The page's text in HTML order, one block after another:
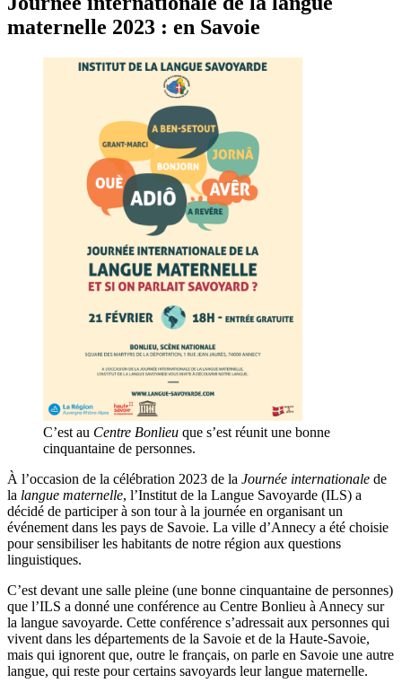
maternelle 2023 : en Savoie
C’est au Centre Bonlieu que s’est réunit une bonne
cinquantaine de personnes.
À l’occasion de la célébration 2023 de la Journée internationale de
la langue maternelle, l’Institut de la Langue Savoyarde (ILS) a
décidé de participer à son tour à la journée en organisant un
événement dans les pays de Savoie. La ville d’Annecy a été choisie
pour sensibiliser les habitants de notre région aux questions
linguistiques.
C’est devant une salle pleine (une bonne cinquantaine de personnes)
que l’ILS a donné une conférence au Centre Bonlieu à Annecy sur
la langue savoyarde. Cette conférence s’adressait aux personnes qui
vivent dans les départements de la Savoie et de la Haute-Savoie,
mais qui ignorent que, outre le français, on parle en Savoie une autre
langue, qui reste pour certains savoyards leur langue maternelle.